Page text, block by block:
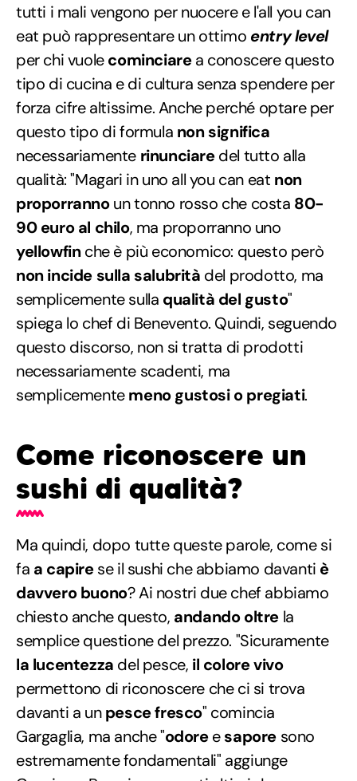
tutti i mali vengono per nuocere e l'all you can
eat può rappresentare un ottimo entry level
per chi vuolecominciarea conoscere questo
tipo di cucina e di cultura senza spendere per
forza cifre altissime. Anche perché optare per
questo tipo di formula non significa
necessariamente rinunciaredel tutto alla
qualità: "Magari in uno all you can eat non
proporrannoun tonno rosso che costa 80-
90 euro al chilo, ma proporranno uno
yellowfinche è più economico: questo però
non incide sulla salubrità del prodotto, ma
semplicemente sulla qualità del gusto"
spiega lo chef di Benevento. Quindi, seguendo
questo discorso, non si tratta di prodotti
necessariamente scadenti, ma
semplicementemeno gustosi o pregiati.
Come riconoscere un
sushi di qualità?
Ma quindi, dopo tutte queste parole, come si
fa a capirese il sushi che abbiamo davanti è
davvero buono? Ai nostri due chef abbiamo
chiesto anche questo, andando oltre la
semplice questione del prezzo. "Sicuramente
la lucentezza del pesce, il colore vivo
permettono di riconoscere che ci si trova
davanti a unpesce fresco" comincia
Gargaglia, ma anche "odoreesapore sono
estremamente fondamentali" aggiunge